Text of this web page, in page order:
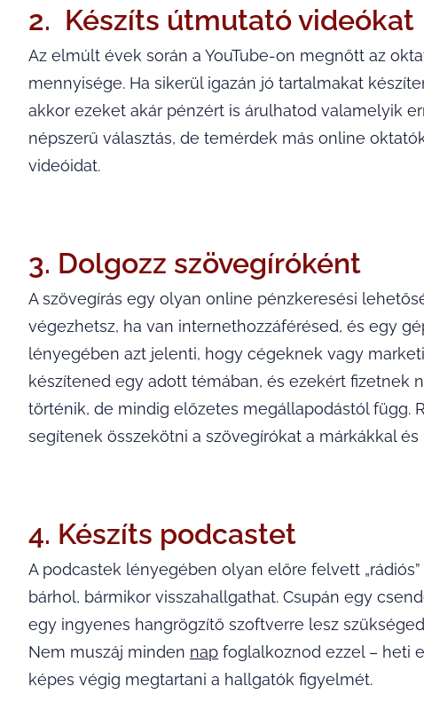
2. Készíts útmutató videókat
Az elmúlt évek során a YouTube-on megnőtt az
mennyisége. Ha sikerül igazán jó tartalmakat
akkor ezeket akár pénzért is árulhatod valamelyik
népszerű választás, de temérdek más online
videóidat.
3. Dolgozz szövegíróként
A szövegírás egy olyan online pénzkeresési
végezhetsz, ha van internethozzáférésed, és egy
lényegében azt jelenti, hogy cégeknek vagy
készítened egy adott témában, és ezekért fizetnek
történik, de mindig előzetes megállapodástól függ.
segítenek összekötni a szövegírókat a márkákkal
4. Készíts podcastet
A podcastek lényegében olyan előre felvett
bárhol, bármikor visszahallgathat. Csupán egy
egy ingyenes hangrögzítő szoftverre lesz
Nem muszáj minden nap foglalkoznod ezzel – heti
képes végig megtartani a hallgatók figyelmét.